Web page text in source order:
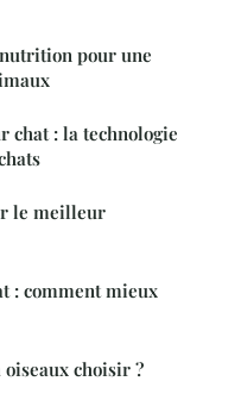
pour une
chat : la technologie
le meilleur
: comment mieux
choisir ?